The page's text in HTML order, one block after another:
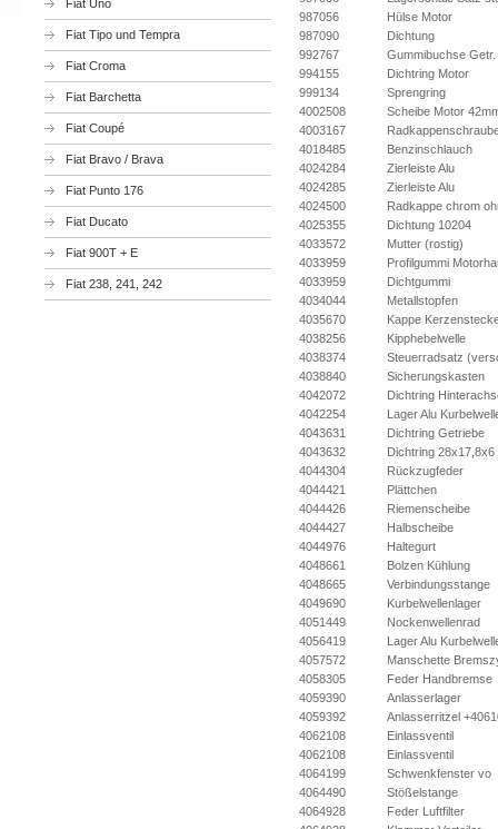
Fiat Uno
Fiat Tipo und Tempra
Fiat Croma
Fiat Barchetta
Fiat Coupé
Fiat Bravo / Brava
Fiat Punto 176
Fiat Ducato
Fiat 900T + E
Fiat 238, 241, 242
987056
Hülse Motor
987090
Dichtung
992767
Gummibuchse Getr.
994155
Dichtring Motor
999134
Sprengring
4002508
Scheibe Motor
4003167
4018485
Benzinschlauch
4024284
Zierleiste Alu
4024285
Zierleiste Alu
4024500
Radkappe chrom
4025355
Dichtung 10204
4033572
Mutter (rostig)
4033959
Profilgummi
4033959
Dichtgummi
4034044
Metallstopfen
4035670
Kappe
4038256
Kipphebelwelle
4038374
Steuerradsatz
4038840
Sicherungskasten
4042072
Dichtring
4042254
Lager Alu
4043631
Dichtring Getriebe
4043632
Dichtring 28x17,8x6
4044304
Rückzugfeder
4044421
Plättchen
4044426
Riemenscheibe
4044427
Halbscheibe
4044976
Haltegurt
4048661
Bolzen Kühlung
4048665
Verbindungsstange
4049690
Kurbelwellenlager
4051449
Nockenwellenrad
4056419
Lager Alu
4057572
Manschette
4058305
Feder Handbremse
4059390
Anlasserlager
4059392
Anlasserritzel
4062108
Einlassventil
4062108
Einlassventil
4064199
Schwenkfenster vo
4064490
Stößelstange
4064928
Feder Luftfilter